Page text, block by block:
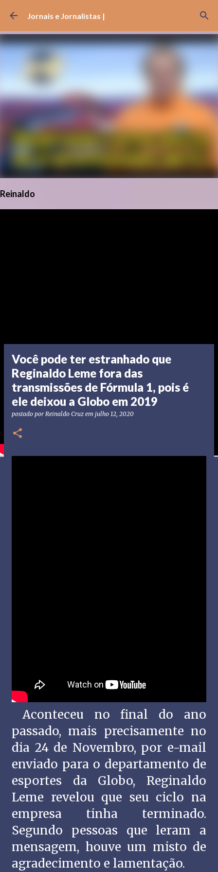
Pular para o conteúdo principal
Jornais e Jornalistas |
Reinaldo
Você pode ter estranhado que
Reginaldo Leme fora das
transmissões de Fórmula 1, pois é
ele deixou a Globo em 2019
postado por Reinaldo Cruz em julho 12, 2020
Aconteceu no final do ano
passado, mais precisamente no
dia 24 de Novembro, por e-mail
enviado para o departamento de
esportes da Globo, Reginaldo
Leme revelou que seu ciclo na
empresa tinha terminado.
Segundo pessoas que leram a
mensagem, houve um misto de
agradecimento e lamentação.